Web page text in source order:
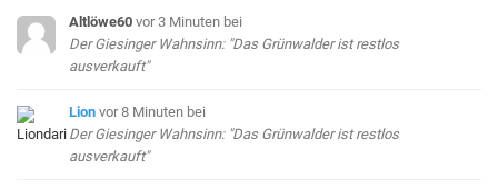
Altlöwe60 vor 3 Minuten bei
Der Giesinger Wahnsinn: "Das Grünwalder ist restlos
ausverkauft"
Lion vor 8 Minuten bei
Der Giesinger Wahnsinn: "Das Grünwalder ist restlos
ausverkauft"